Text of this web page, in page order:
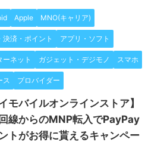
Apple MNO(キャリア)
決済・ポイント アプリ・ソフト
ーネット ガジェット・デジモノ スマホ
ス プロバイダー
イモバイルオンラインストア】
線からのMNP転入でPayPay
トがお得に貰えるキャンペー